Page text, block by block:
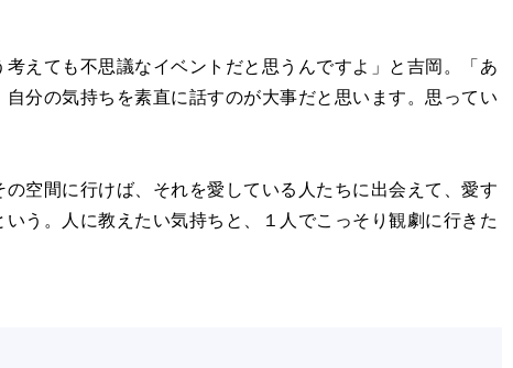
えても不思議なイベントだと思うんですよ」と吉岡。「あ
分の気持ちを素直に話すのが大事だと思います。思ってい
空間に行けば、それを愛している人たちに出会えて、愛す
う。人に教えたい気持ちと、１人でこっそり観劇に行きた